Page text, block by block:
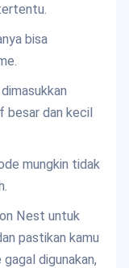
bisa
besar dan kecil
mungkin tidak
Nest untuk
pastikan kamu
digunakan,